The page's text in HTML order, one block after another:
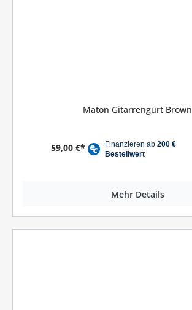
Maton Gitarrengurt Brown
59,00 €*
Mehr Details